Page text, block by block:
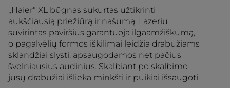
„Haier“ XL būgnas sukurtas užtikrinti
aukščiausią priežiūrą ir našumą. Lazeriu
suvirintas paviršius garantuoja ilgaamžiškumą,
o pagalvėlių formos iškilimai leidžia drabužiams
sklandžiai slysti, apsaugodamos net pačius
švelniausius audinius. Skalbiant po skalbimo
jūsų drabužiai išlieka minkšti ir puikiai išsaugoti.